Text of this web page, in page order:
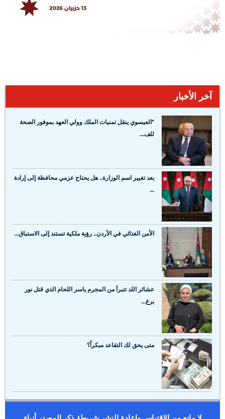
آخر الأخبار
*العيسوي ينقل تمنيات الملك وولي العهد بموفور الصحة
عشائر اللد تتبرأ من المجرم ياسر اللحام الذي قتل نور